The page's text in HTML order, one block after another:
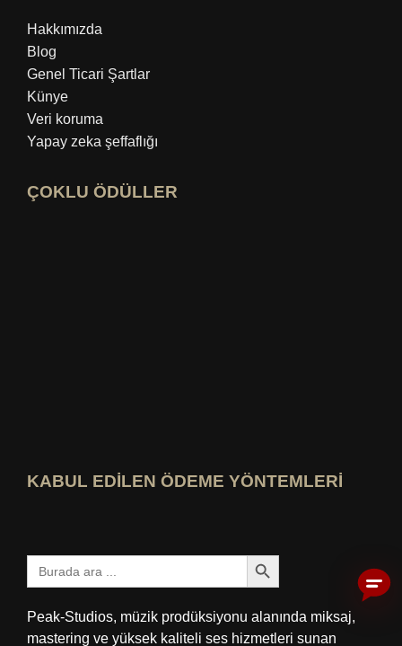
Hakkımızda
Blog
Genel Ticari Şartlar
Künye
Veri koruma
Yapay zeka şeffaflığı
ÇOKLU ÖDÜLLER
KABUL EDİLEN ÖDEME YÖNTEMLERİ
Aramak: Arama düğmesi
Peak-Studios, müzik prodüksiyonu alanında miksaj,
mastering ve yüksek kaliteli ses hizmetleri sunan